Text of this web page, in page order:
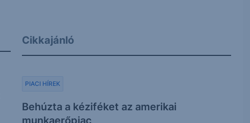
Cikkajánló
Behúzta a kéziféket az amerikai
munkaerőpiac
PIACI HÍREK